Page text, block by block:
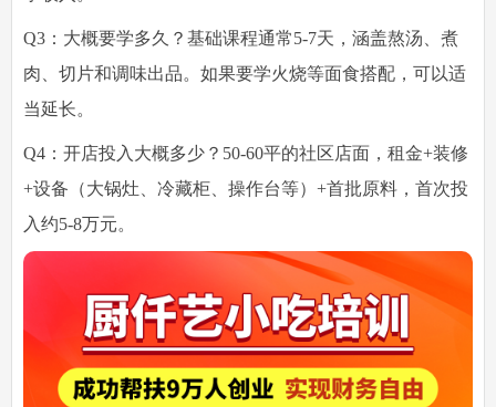
Q3：大概要学多久？ 基础课程通常5-7天，涵盖熬汤、煮
肉、切片和调味出品。如果要学火烧等面食搭配，可以适
当延长。
Q4：开店投入大概多少？ 50-60平的社区店面，租金+装修
+设备（大锅灶、冷藏柜、操作台等）+首批原料，首次投
入约5-8万元。